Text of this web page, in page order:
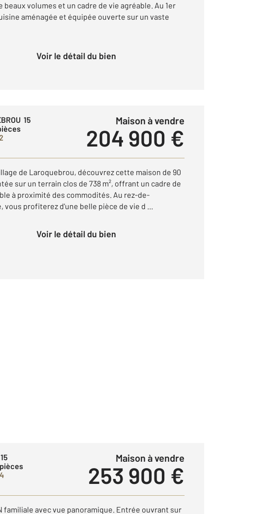
beaux volumes et un cadre de vie agréable. Au 1er
aménagée et équipée ouverte sur un vaste
Voir le détail du bien
15
Maison à vendre
204 900 €
de Laroquebrou, découvrez cette maison de 90
sur un terrain clos de 738 m², offrant un cadre de
à proximité des commodités. Au rez-de-
vous profiterez d'une belle pièce de vie d ...
Voir le détail du bien
Maison à vendre
253 900 €
familiale avec vue panoramique. Entrée ouvrant sur